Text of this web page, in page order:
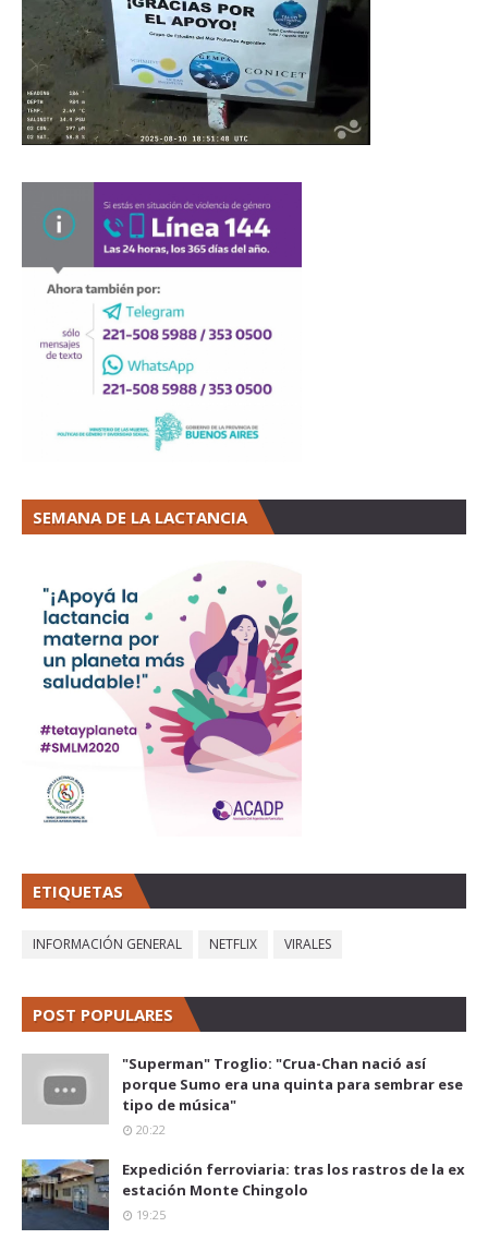
SEMANA DE LA LACTANCIA
ETIQUETAS
INFORMACIÓN GENERAL NETFLIX VIRALES
POST POPULARES
"Superman" Troglio: "Crua-Chan nació así
porque Sumo era una quinta para sembrar ese
tipo de música"
20:22
Expedición ferroviaria: tras los rastros de la ex
estación Monte Chingolo
19:25